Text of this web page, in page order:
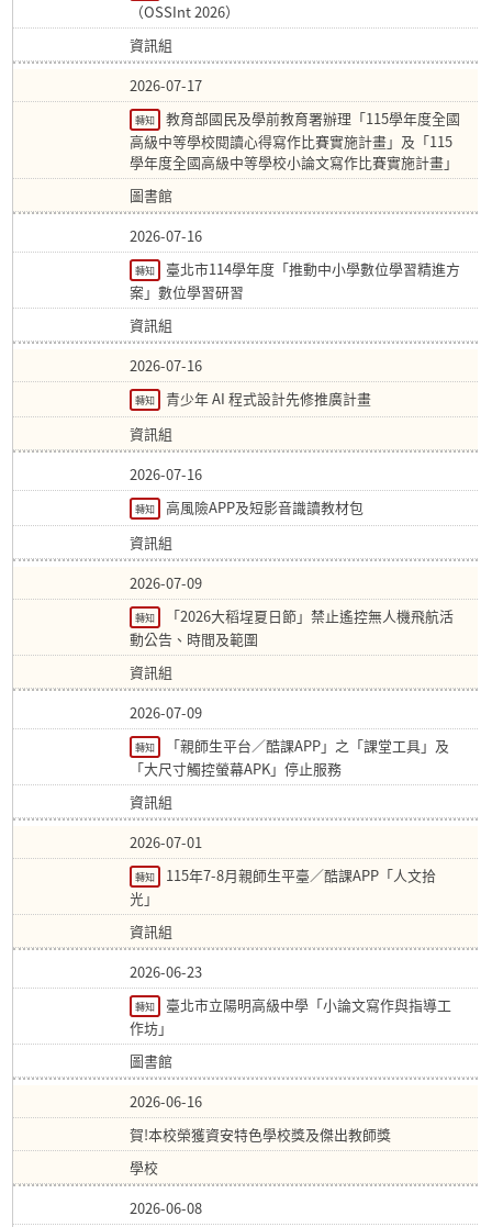
（OSSInt 2026）
資訊組
2026-07-17
轉知
教育部國民及學前教育署辦理「115學年度全國
高級中等學校閱讀心得寫作比賽實施計畫」及「115
學年度全國高級中等學校小論文寫作比賽實施計畫」
圖書館
2026-07-16
轉知
臺北市114學年度「推動中小學數位學習精進方
案」數位學習研習
資訊組
2026-07-16
轉知
青少年 AI 程式設計先修推廣計畫
資訊組
2026-07-16
轉知
高風險APP及短影音識讀教材包
資訊組
2026-07-09
轉知
「2026大稻埕夏日節」禁止遙控無人機飛航活
動公告、時間及範圍
資訊組
2026-07-09
轉知
「親師生平台／酷課APP」之「課堂工具」及
「大尺寸觸控螢幕APK」停止服務
資訊組
2026-07-01
轉知
115年7-8月親師生平臺／酷課APP「人文拾
光」
資訊組
2026-06-23
轉知
臺北市立陽明高級中學「小論文寫作與指導工
作坊」
圖書館
2026-06-16
賀!本校榮獲資安特色學校獎及傑出教師獎
學校
2026-06-08